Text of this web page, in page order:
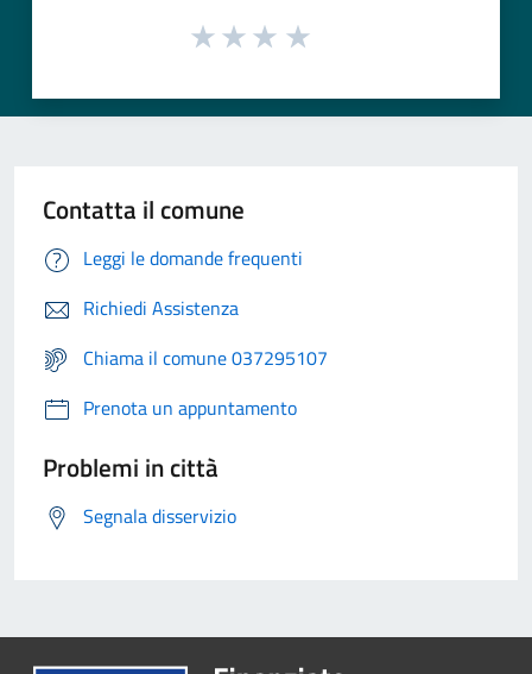
Contatta il comune
Leggi le domande frequenti
Richiedi Assistenza
Chiama il comune 037295107
Prenota un appuntamento
Problemi in città
Segnala disservizio